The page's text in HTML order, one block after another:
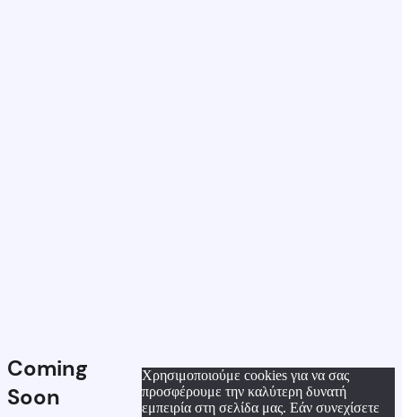
Coming
Soon
Χρησιμοποιούμε cookies για να σας
προσφέρουμε την καλύτερη δυνατή
εμπειρία στη σελίδα μας. Εάν συνεχίσετε